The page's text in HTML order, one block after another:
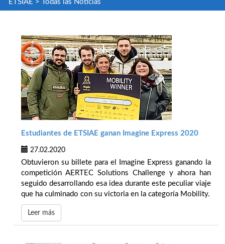
ETSIAE > Todas las Noticias
Estudiantes de ETSIAE ganan Imagine Express 2020
27.02.2020
Obtuvieron su billete para el Imagine Express ganando la
competición AERTEC Solutions Challenge y ahora han
seguido desarrollando esa idea durante este peculiar viaje
que ha culminado con su victoria en la categoría Mobility.
Leer más